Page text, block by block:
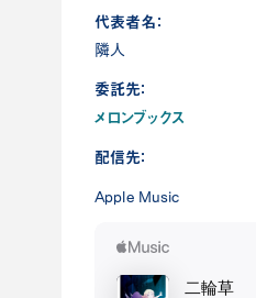
代表者名：
隣人
委託先：
メロンブックス
配信先：
Apple Music